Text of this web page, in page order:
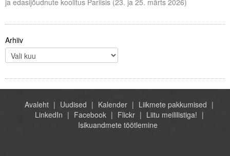
Arhiiv
Avaleht Uudised Kalender
Liikmete pakkumised
LinkedIn
Facebook Flickr
Liitu meililistiga!
Isikuandmete töötlemine